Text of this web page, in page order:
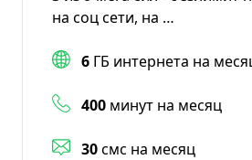
на соц сети, на …
6 ГБ интернета на
400 минут на месяц
30смс на месяц